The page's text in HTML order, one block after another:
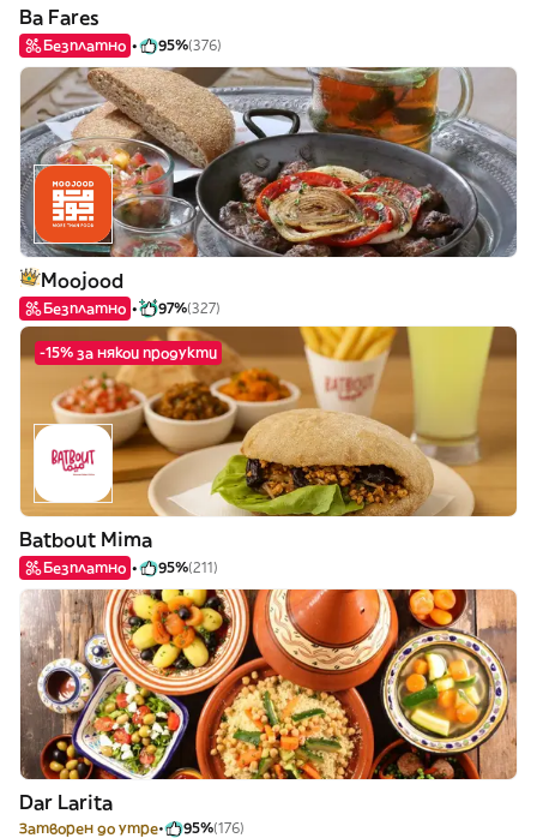
Ba Fares
Безплатно 95%(376)
Moojood
Безплатно 97%(327)
-15% за някои продукти
Batbout Mima
Безплатно 95%(211)
Dar Larita
Затворен до утре 95%(176)